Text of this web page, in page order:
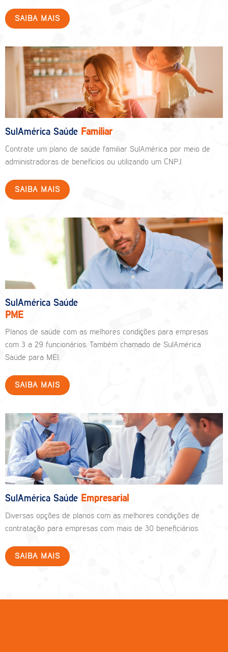
SAIBA MAIS
SulAmérica Saúde Familiar
Contrate um plano de saúde familiar SulAmérica por meio de
administradoras de benefícios ou utilizando um CNPJ.
SAIBA MAIS
SulAmérica Saúde
PME
Planos de saúde com as melhores condições para empresas
com 3 a 29 funcionários. Também chamado de SulAmérica
Saúde para MEI.
SAIBA MAIS
SulAmérica Saúde Empresarial
Diversas opções de planos com as melhores condições de
contratação para empresas com mais de 30 beneficiários.
SAIBA MAIS